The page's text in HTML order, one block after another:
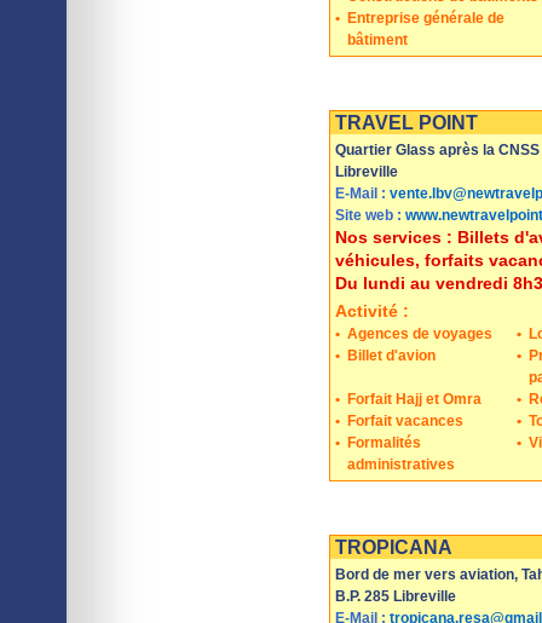
• Entreprise générale de
bâtiment
TRAVEL POINT
Quartier Glass après la CNSS
Libreville
E-Mail :
Site web :
Nos services : Billets
véhicules, forfaits
Du lundi au vendredi
Activité :
• Agences de voyages •
• Billet d'avion •
• Forfait Hajj et Omra •
• Forfait vacances •
• Formalités
administratives
•
TROPICANA
Bord de mer vers aviation,
B.P. 285 Libreville
E-Mail :